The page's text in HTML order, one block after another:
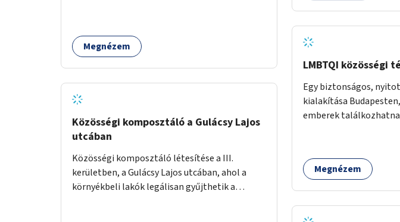
biztonságos, nyugodt környezetben. A diákok
szabadon választhatnak, hogy kihez
alakulhat ki.
Megnézem
Közösségi komposztáló a Gulácsy Lajos
utcában
Közösségi komposztáló létesítése a III.
kerületben, a Gulácsy Lajos utcában, ahol a
környékbeli lakók legálisan gyűjthetik a
LMBTQI közösségi
Egy biztonságos,
kialakítása
emberek
eseményeknek és civil
Megnézem